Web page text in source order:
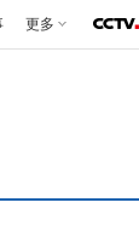
更多